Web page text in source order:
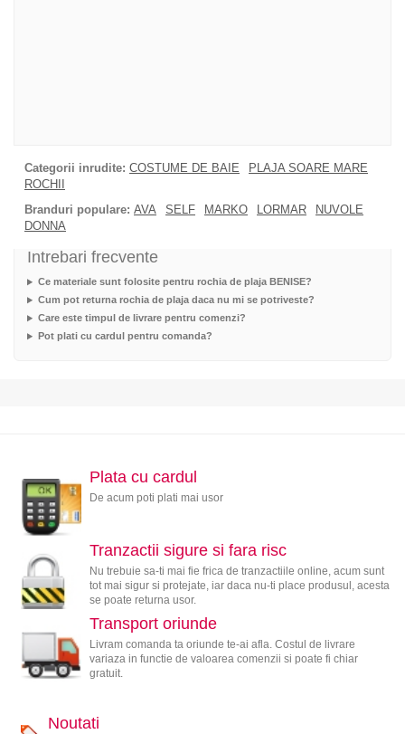
Categorii inrudite: COSTUME DE BAIE
PLAJA SOARE MARE
ROCHII
Branduri populare: AVA SELF MARKO LORMAR
NUVOLE
DONNA
Intrebari frecvente
Ce materiale sunt folosite pentru rochia de plaja BENISE?
Cum pot returna rochia de plaja daca nu mi se potriveste?
Care este timpul de livrare pentru comenzi?
Pot plati cu cardul pentru comanda?
Plata cu cardul
De acum poti plati mai usor
Tranzactii sigure si fara risc
Nu trebuie sa-ti mai fie frica de tranzactiile online, acum sunt
tot mai sigur si protejate, iar daca nu-ti place produsul, acesta
se poate returna usor.
Transport oriunde
Livram comanda ta oriunde te-ai afla. Costul de livrare
variaza in functie de valoarea comenzii si poate fi chiar
gratuit.
Noutati